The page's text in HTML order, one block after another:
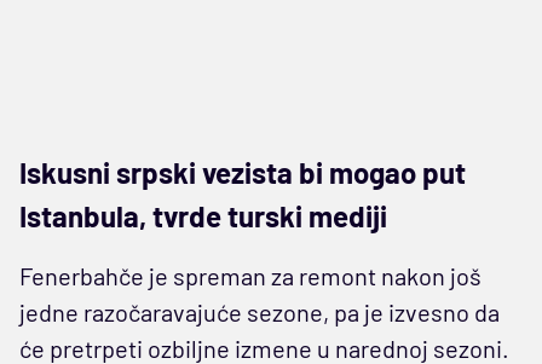
Iskusni srpski vezista bi mogao put
Istanbula, tvrde turski mediji
Fenerbahče je spreman za remont nakon još
jedne razočaravajuće sezone, pa je izvesno da
će pretrpeti ozbiljne izmene u narednoj sezoni.